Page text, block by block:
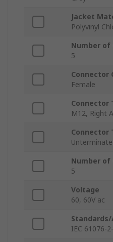
Jacket
Polyvinyl
Number of
5
Connector
Female
Connector
M12, Right
Connector
Number of
5
Voltage
60, 60V ac
IEC 61076-